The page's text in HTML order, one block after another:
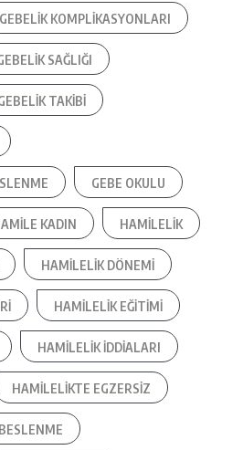
GEBELIK KOMPLIKASYONLARI
SAĞLIĞI
TAKIBI
GEBE OKULU
KADIN HAMILELIK
HAMILELIK DÖNEMI
HAMILELIK EĞITIMI
HAMILELIK IDDIALARI
HAMILELIKTE EGZERSIZ